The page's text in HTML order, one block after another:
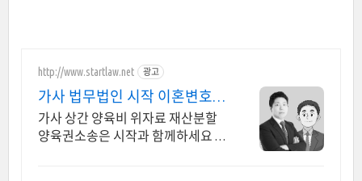
http://www.startlaw.net 광고
가사 법무법인 시작 이혼변호사
24시간 비밀상담
가사 상간 양육비 위자료 재산분할
양육권소송은 시작과 함께하세요 당